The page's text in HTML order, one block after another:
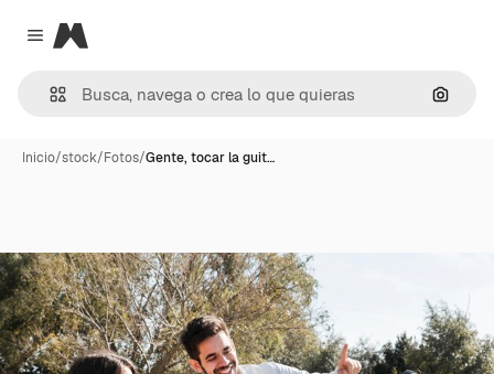
Close menu
Magnific
Inicio/stock/Fotos/Gente, tocar la guit…